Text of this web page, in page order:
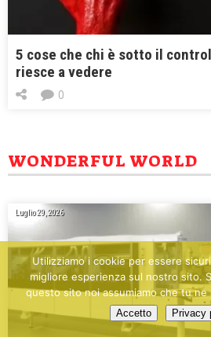
5 cose che chi è sotto il
riesce a vedere
0
WONDERFUL WORLD
Luglio 29, 2026
Utilizziamo i cookie per essere
migliore esperienza sul nostro sito.
questo sito noi assumiamo che tu
Accetto Privacy